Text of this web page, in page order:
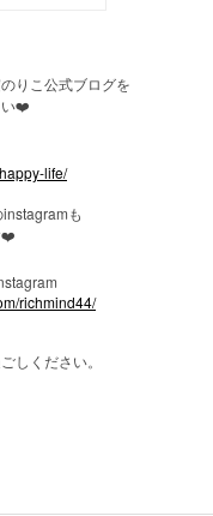
りこ公式ブログを
❤️
life/
instagram も
❤️
richmind44/
しください。